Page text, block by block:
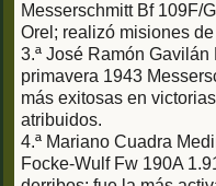
Messerschmitt Bf 109F/
Orel; realizó misiones
3.ª José Ramón
primavera 1943
más exitosas en
atribuidos.
4.ª Mariano Cuadra
Focke-Wulf Fw 190A